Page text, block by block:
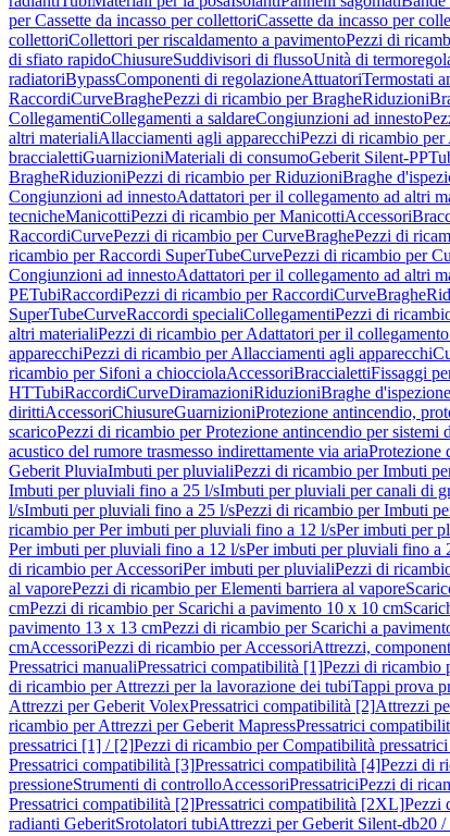
per Cassette da incasso per collettoriCassette da incasso per
collettoriCollettori per riscaldamento a pavimentoPezzi di
di sfiato rapidoChiusureSuddivisori di flussoUnità di
radiatoriBypassComponenti di regolazioneAttuatoriTermostati
RaccordiCurveBraghePezzi di ricambio per BragheRiduzioni
CollegamentiCollegamenti a saldareCongiunzioni ad innesto
altri materialiAllacciamenti agli apparecchiPezzi di ricambio
braccialettiGuarnizioniMateriali di consumoGeberit Silent-PP
BragheRiduzioniPezzi di ricambio per RiduzioniBraghe
Congiunzioni ad innestoAdattatori per il collegamento ad altri
tecnicheManicottiPezzi di ricambio per ManicottiAccessori
RaccordiCurvePezzi di ricambio per CurveBraghePezzi di
ricambio per Raccordi SuperTubeCurvePezzi di ricambio per
Congiunzioni ad innestoAdattatori per il collegamento ad altri
PETubiRaccordiPezzi di ricambio per RaccordiCurveBraghe
SuperTubeCurveRaccordi specialiCollegamentiPezzi di
altri materialiPezzi di ricambio per Adattatori per il
apparecchiPezzi di ricambio per Allacciamenti agli apparecchi
ricambio per Sifoni a chiocciolaAccessoriBraccialettiFissaggi
HTTubiRaccordiCurveDiramazioniRiduzioniBraghe d'ispezione
dirittiAccessoriChiusureGuarnizioniProtezione antincendio,
scaricoPezzi di ricambio per Protezione antincendio per sistemi
acustico del rumore trasmesso indirettamente via ariaProtezione
Geberit PluviaImbuti per pluvialiPezzi di ricambio per Imbuti
Imbuti per pluviali fino a 25 l/sImbuti per pluviali per canali di
l/sImbuti per pluviali fino a 25 l/sPezzi di ricambio per Imbuti
ricambio per Per imbuti per pluviali fino a 12 l/sPer imbuti per
Per imbuti per pluviali fino a 12 l/sPer imbuti per pluviali fino a
di ricambio per AccessoriPer imbuti per pluvialiPezzi di
al vaporePezzi di ricambio per Elementi barriera al vapore
cmPezzi di ricambio per Scarichi a pavimento 10 x 10 cm
pavimento 13 x 13 cmPezzi di ricambio per Scarichi a
cmAccessoriPezzi di ricambio per AccessoriAttrezzi,
Pressatrici manualiPressatrici compatibilità [1]Pezzi di ricambio
di ricambio per Attrezzi per la lavorazione dei tubiTappi prova
Attrezzi per Geberit VolexPressatrici compatibilità [2]Attrezzi
ricambio per Attrezzi per Geberit MapressPressatrici
pressatrici [1] / [2]Pezzi di ricambio per Compatibilità
Pressatrici compatibilità [3]Pressatrici compatibilità [4]Pezzi di
pressioneStrumenti di controlloAccessoriPressatriciPezzi di
Pressatrici compatibilità [2]Pressatrici compatibilità [2XL]Pezzi
radianti GeberitSrotolatori tubiAttrezzi per Geberit Silent-db20 /